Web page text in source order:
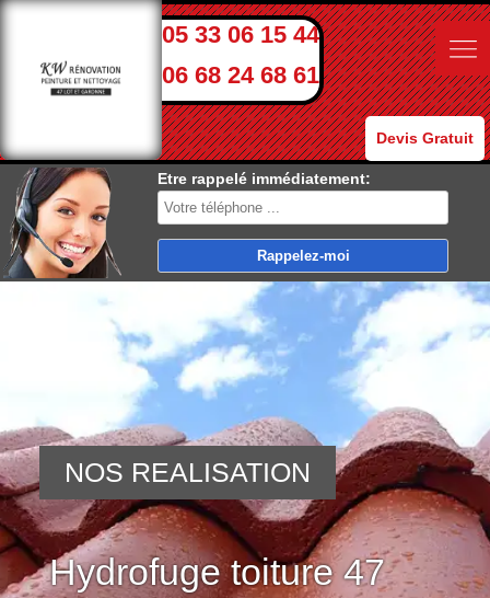
05 33 06 15 44
06 68 24 68 61
Devis Gratuit
Etre rappelé immédiatement:
Hydrofuge toiture 47
NOS REALISATION